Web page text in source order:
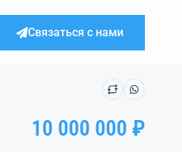
Связаться с нами
10 000 000 ₽